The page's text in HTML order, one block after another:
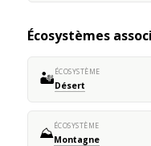
Écosystèmes
🏜️ÉCOSYSTÈME
Désert
⛰️ÉCOSYSTÈME
Montagne